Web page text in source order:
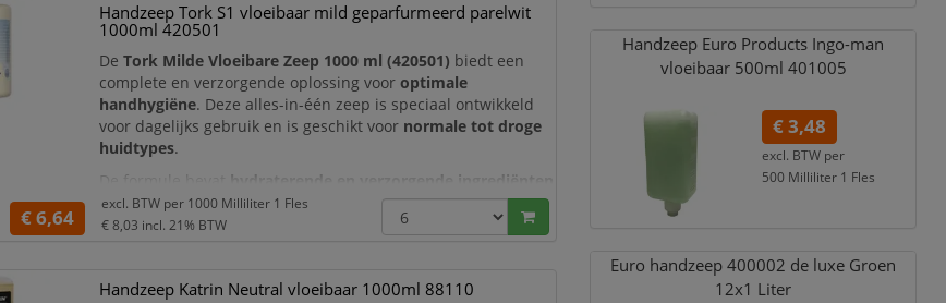
Handzeep Tork S1 vloeibaar mild geparfurmeerd parelwit
1000ml 420501
DeTork Milde Vloeibare Zeep 1000 ml (420501) biedt een
complete en verzorgende oplossing vooroptimale
handhygiëne. Deze alles-in-één zeep is speciaal ontwikkeld
voor dagelijks gebruik en is geschikt voor normale tot droge
huidtypes.
De formule bevat hydraterende en verzorgende ingrediënten
die de huid beschermen en uitdroging helpen voorkomen.
Dankzij defrisse geur
en zachte werking zorgt deze zeep voor
€ 6,64
excl. BTW per 1000 Milliliter 1 Fles
€ 8,03 incl. 21% BTW
Handzeep Katrin Neutral vloeibaar 1000ml 88110
Handzeep Euro Products Ingo-man
vloeibaar 500ml 401005
€ 3,48
excl. BTW per
500 Milliliter 1 Fles
Euro handzeep 400002 de luxe Groen
12x1 Liter